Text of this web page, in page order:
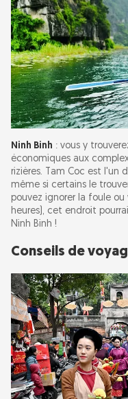
Ninh Binh : vous y
économiques aux
rizières. Tam Coc est l'un
même si certains le
pouvez ignorer la foule
heures), cet endroit
Ninh Binh !
Conseils de